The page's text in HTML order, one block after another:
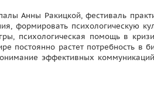
Анны Ракицкой, фестиваль
формировать психологическую
психологическая помощь в
постоянно растет потребность
эффективных